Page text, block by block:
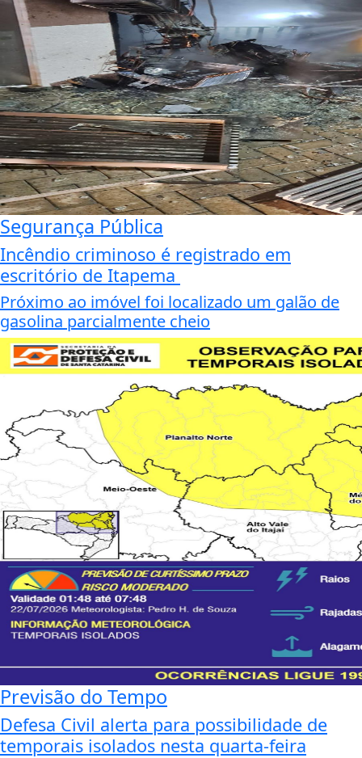
Segurança Pública
Incêndio criminoso é registrado em
escritório de Itapema
Próximo ao imóvel foi localizado um galão de
gasolina parcialmente cheio
Previsão do Tempo
Defesa Civil alerta para possibilidade de
temporais isolados nesta quarta-feira